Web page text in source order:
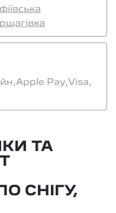
Apple Pay,Visa,
ТА
СНІГУ,